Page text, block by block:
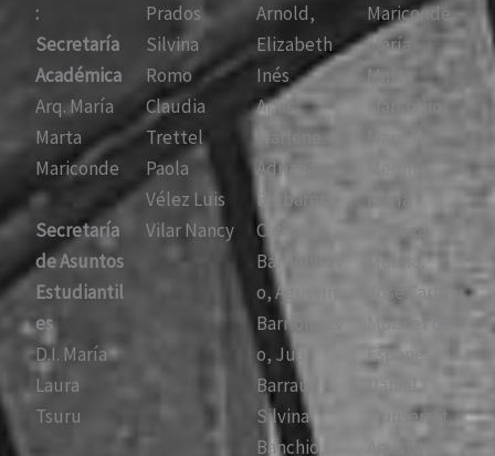
:
Secretaría
Académica
Arq. María
Marta
Mariconde
Secretaría
de Asuntos
Estudiantil
es
D.I. María
Laura
Tsuru
Prados
Silvina
Romo
Claudia
Trettel
Paola
Vélez Luis
Vilar Nancy
Arnold,
Elizabeth
Inés
Arias,
Marlene
Adriana
Barbaresi,
Carlo
Barrionuev
o, Agustín
Barrionuev
o, Juan
Barraud,
Silvina
Banchio,
Mariconde,
María
Marta
Marchisio,
María
Rebeca
Molina,
José Carlos
Moisset de
Espanés,
Daniel
Monserrat,
Agustín